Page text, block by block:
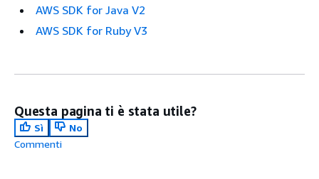
AWS SDK for Java V2
AWS SDK for Ruby V3
Questa pagina ti è stata utile?
Sì
No
Commenti